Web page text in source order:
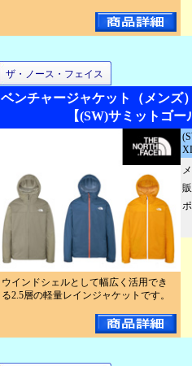
ザ・ノース・フェイス
ベンチャージャケット（メンズ
【(SW)サミットゴー
ウインドシェルとして幅広く活用でき
る2.5層の軽量レインジャケットです。